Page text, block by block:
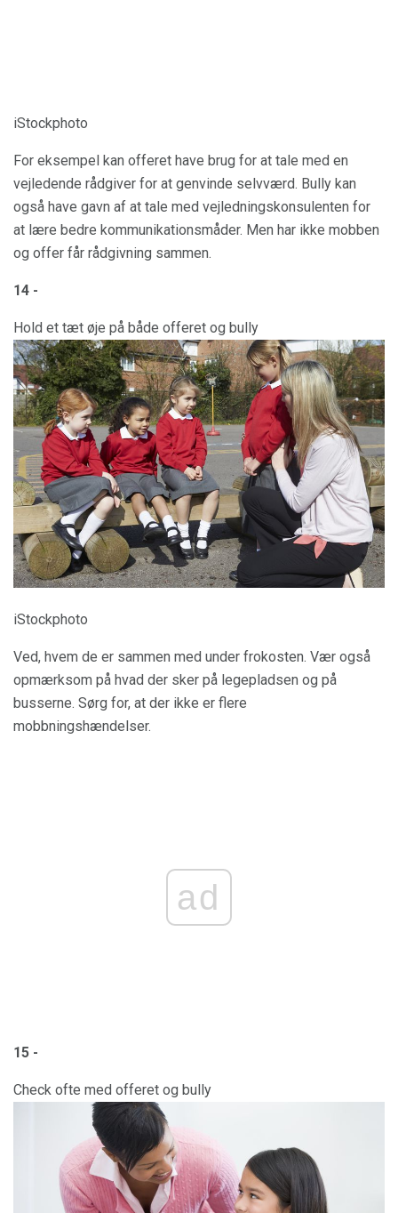
iStockphoto
For eksempel kan offeret have brug for at tale med en
vejledende rådgiver for at genvinde selvværd. Bully kan
også have gavn af at tale med vejledningskonsulenten for
at lære bedre kommunikationsmåder. Men har ikke mobben
og offer får rådgivning sammen.
14 -
Hold et tæt øje på både offeret og bully
iStockphoto
Ved, hvem de er sammen med under frokosten. Vær også
opmærksom på hvad der sker på legepladsen og på
busserne. Sørg for, at der ikke er flere
mobbningshændelser.
ad
15 -
Check ofte med offeret og bully